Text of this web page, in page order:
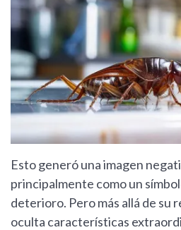
Esto generó una imagen
principalmente como un
deterioro. Pero más allá de su
oculta características